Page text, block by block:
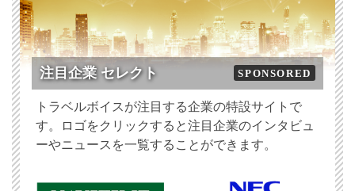
注目企業 セレクト SPONSORED
トラベルボイスが注目する企業の特設サイトで
す。ロゴをクリックすると注目企業のインタビュ
ーやニュースを一覧することができます。